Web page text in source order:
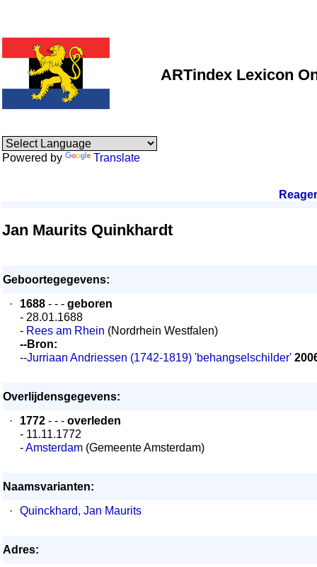
ARTindex Lexicon
Powered by Translate
Jan Maurits Quinkhardt
Geboortegegevens:
·
1688 - - - geboren
- 28.01.1688
- Rees am Rhein (Nordrhein Westfalen)
--Bron:
--Jurriaan Andriessen (1742-1819) 'behangselschilder'
Overlijdensgegevens:
·
1772 - - - overleden
- 11.11.1772
-Amsterdam (Gemeente Amsterdam)
Naamsvarianten:
·
Quinckhard, Jan Maurits
Adres: